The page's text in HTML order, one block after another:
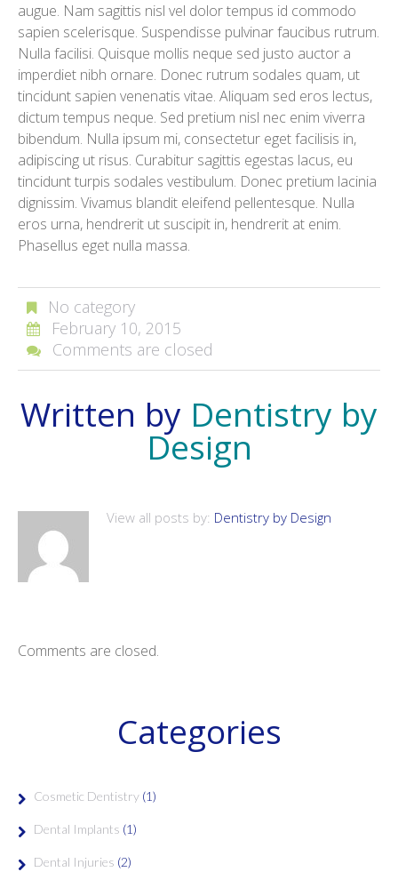
augue. Nam sagittis nisl vel dolor tempus id commodo
sapien scelerisque. Suspendisse pulvinar faucibus rutrum.
Nulla facilisi. Quisque mollis neque sed justo auctor a
imperdiet nibh ornare. Donec rutrum sodales quam, ut
tincidunt sapien venenatis vitae. Aliquam sed eros lectus,
dictum tempus neque. Sed pretium nisl nec enim viverra
bibendum. Nulla ipsum mi, consectetur eget facilisis in,
adipiscing ut risus. Curabitur sagittis egestas lacus, eu
tincidunt turpis sodales vestibulum. Donec pretium lacinia
dignissim. Vivamus blandit eleifend pellentesque. Nulla
eros urna, hendrerit ut suscipit in, hendrerit at enim.
Phasellus eget nulla massa.
No category
February 10, 2015
Comments are closed
Written by Dentistry by
Design
View all posts by: Dentistry by Design
Comments are closed.
Categories
Cosmetic Dentistry (1)
Dental Implants (1)
Dental Injuries (2)